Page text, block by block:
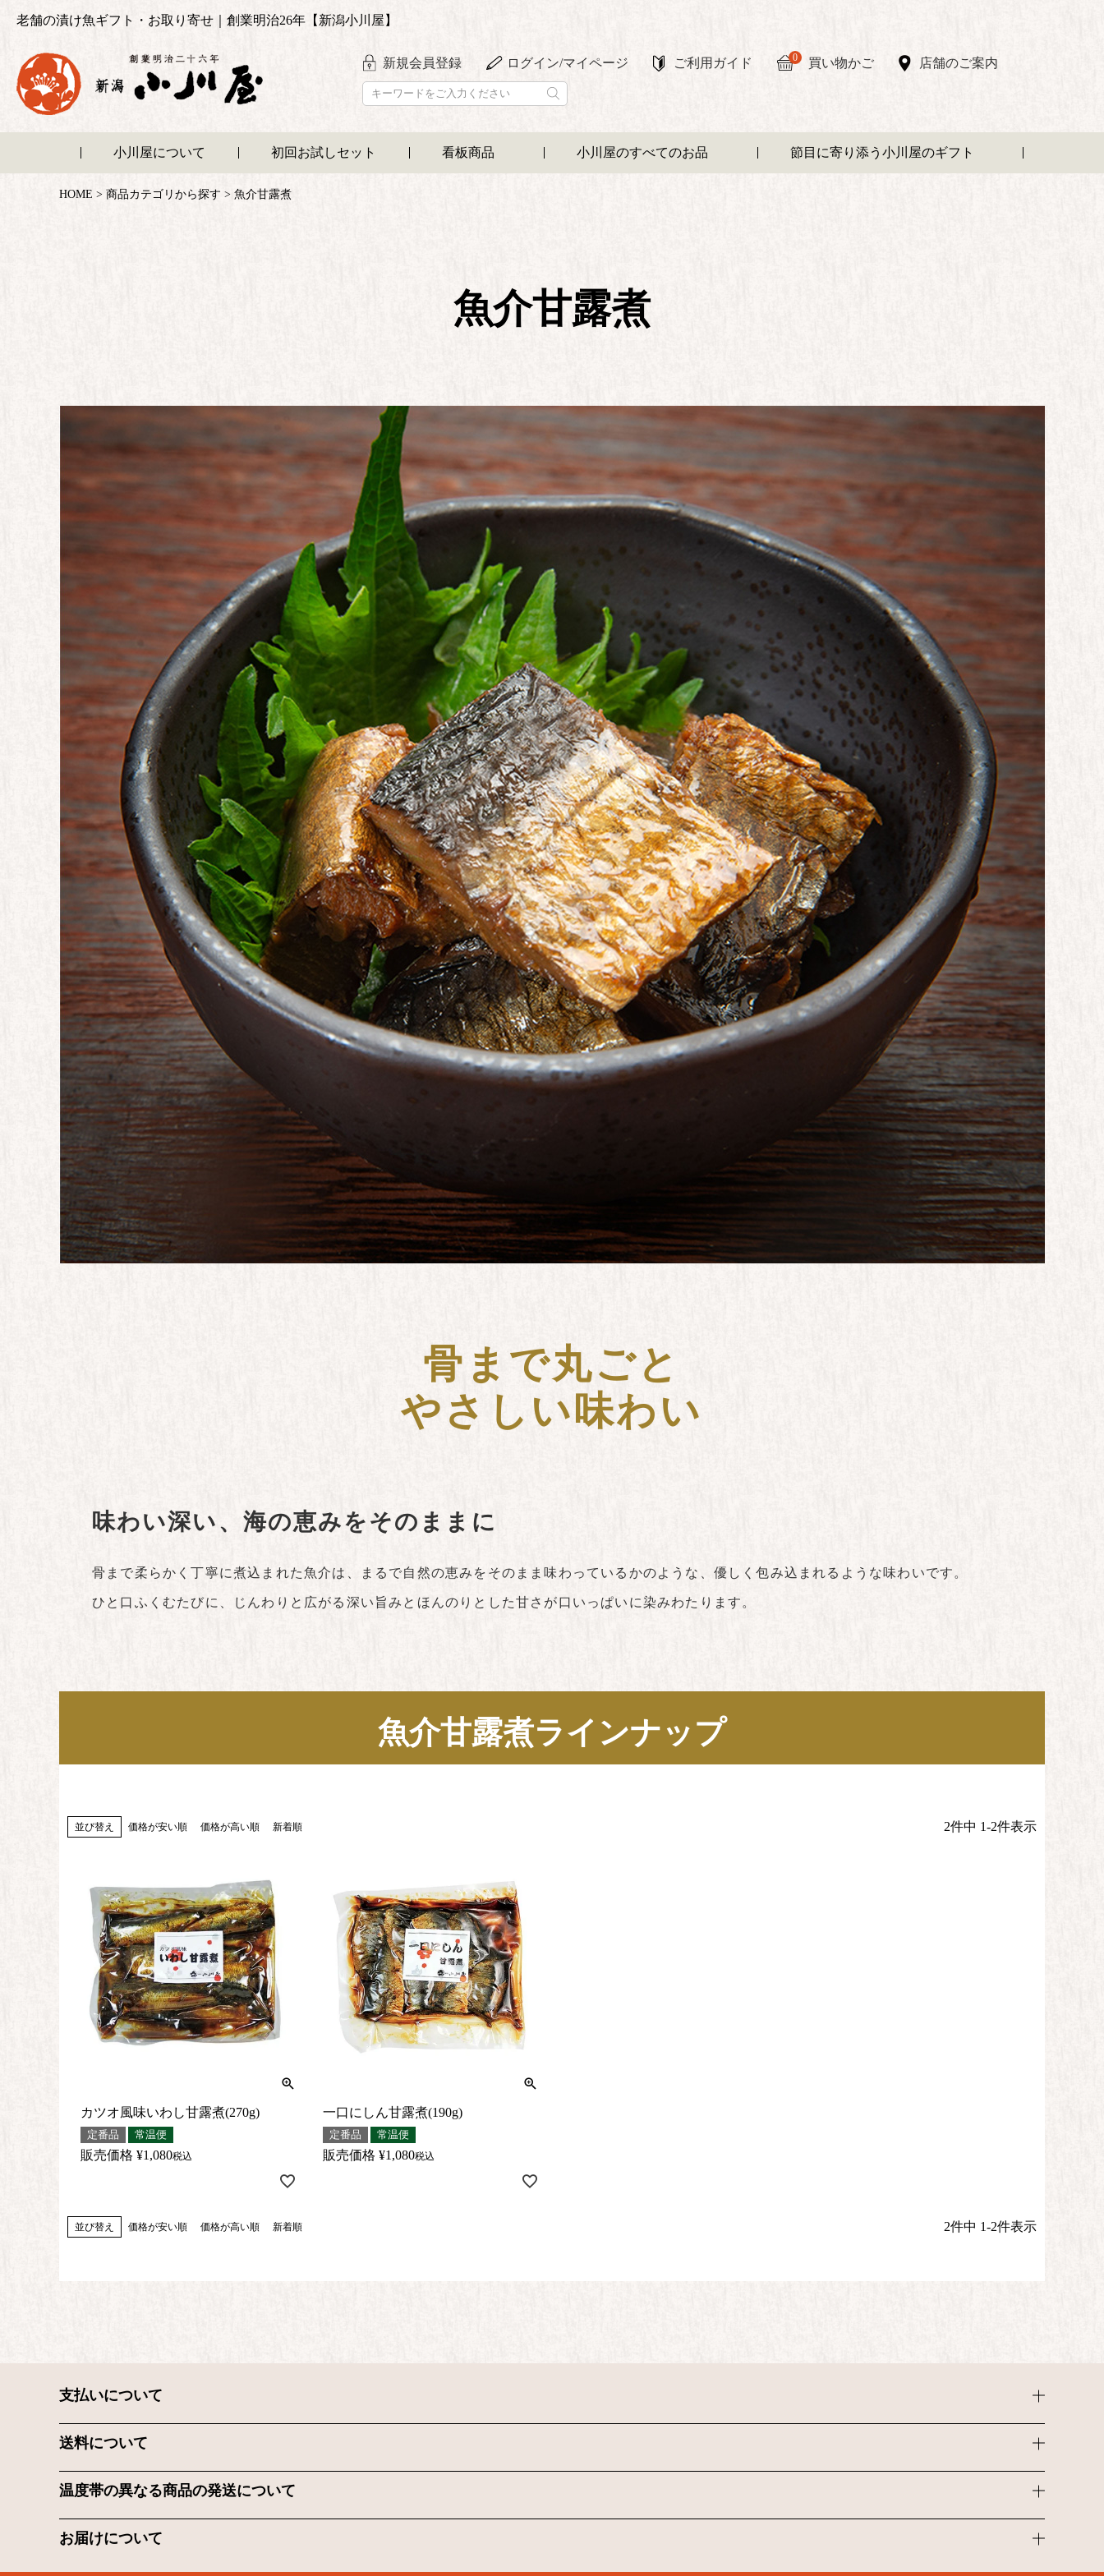
老舗の漬け魚ギフト・お取り寄せ｜創業明治26年【新潟小川屋】
新規会員登録 ログイン/マイページ ご利用ガイド 0 買い物かご 店舗のご案内
小川屋について 初回お試しセット 看板商品 小川屋のすべてのお品 節目に寄り添う小川屋のギフト
HOME 商品カテゴリから探す 魚介甘露煮
魚介甘露煮
骨まで丸ごと
やさしい味わい
味わい深い、海の恵みをそのままに
骨まで柔らかく丁寧に煮込まれた魚介は、まるで自然の恵みをそのまま味わっているかのような、優しく包み込まれるような味わいです。
ひと口ふくむたびに、じんわりと広がる深い旨みとほんのりとした甘さが口いっぱいに染みわたります。
魚介甘露煮ラインナップ
並び替え 価格が安い順 価格が高い順 新着順 2件中 1-2件表示
カツオ風味いわし甘露煮(270g)
定番品 常温便
販売価格 ¥1,080税込
一口にしん甘露煮(190g)
定番品 常温便
販売価格 ¥1,080税込
並び替え 価格が安い順 価格が高い順 新着順 2件中 1-2件表示
支払いについて
送料について
温度帯の異なる商品の発送について
お届けについて